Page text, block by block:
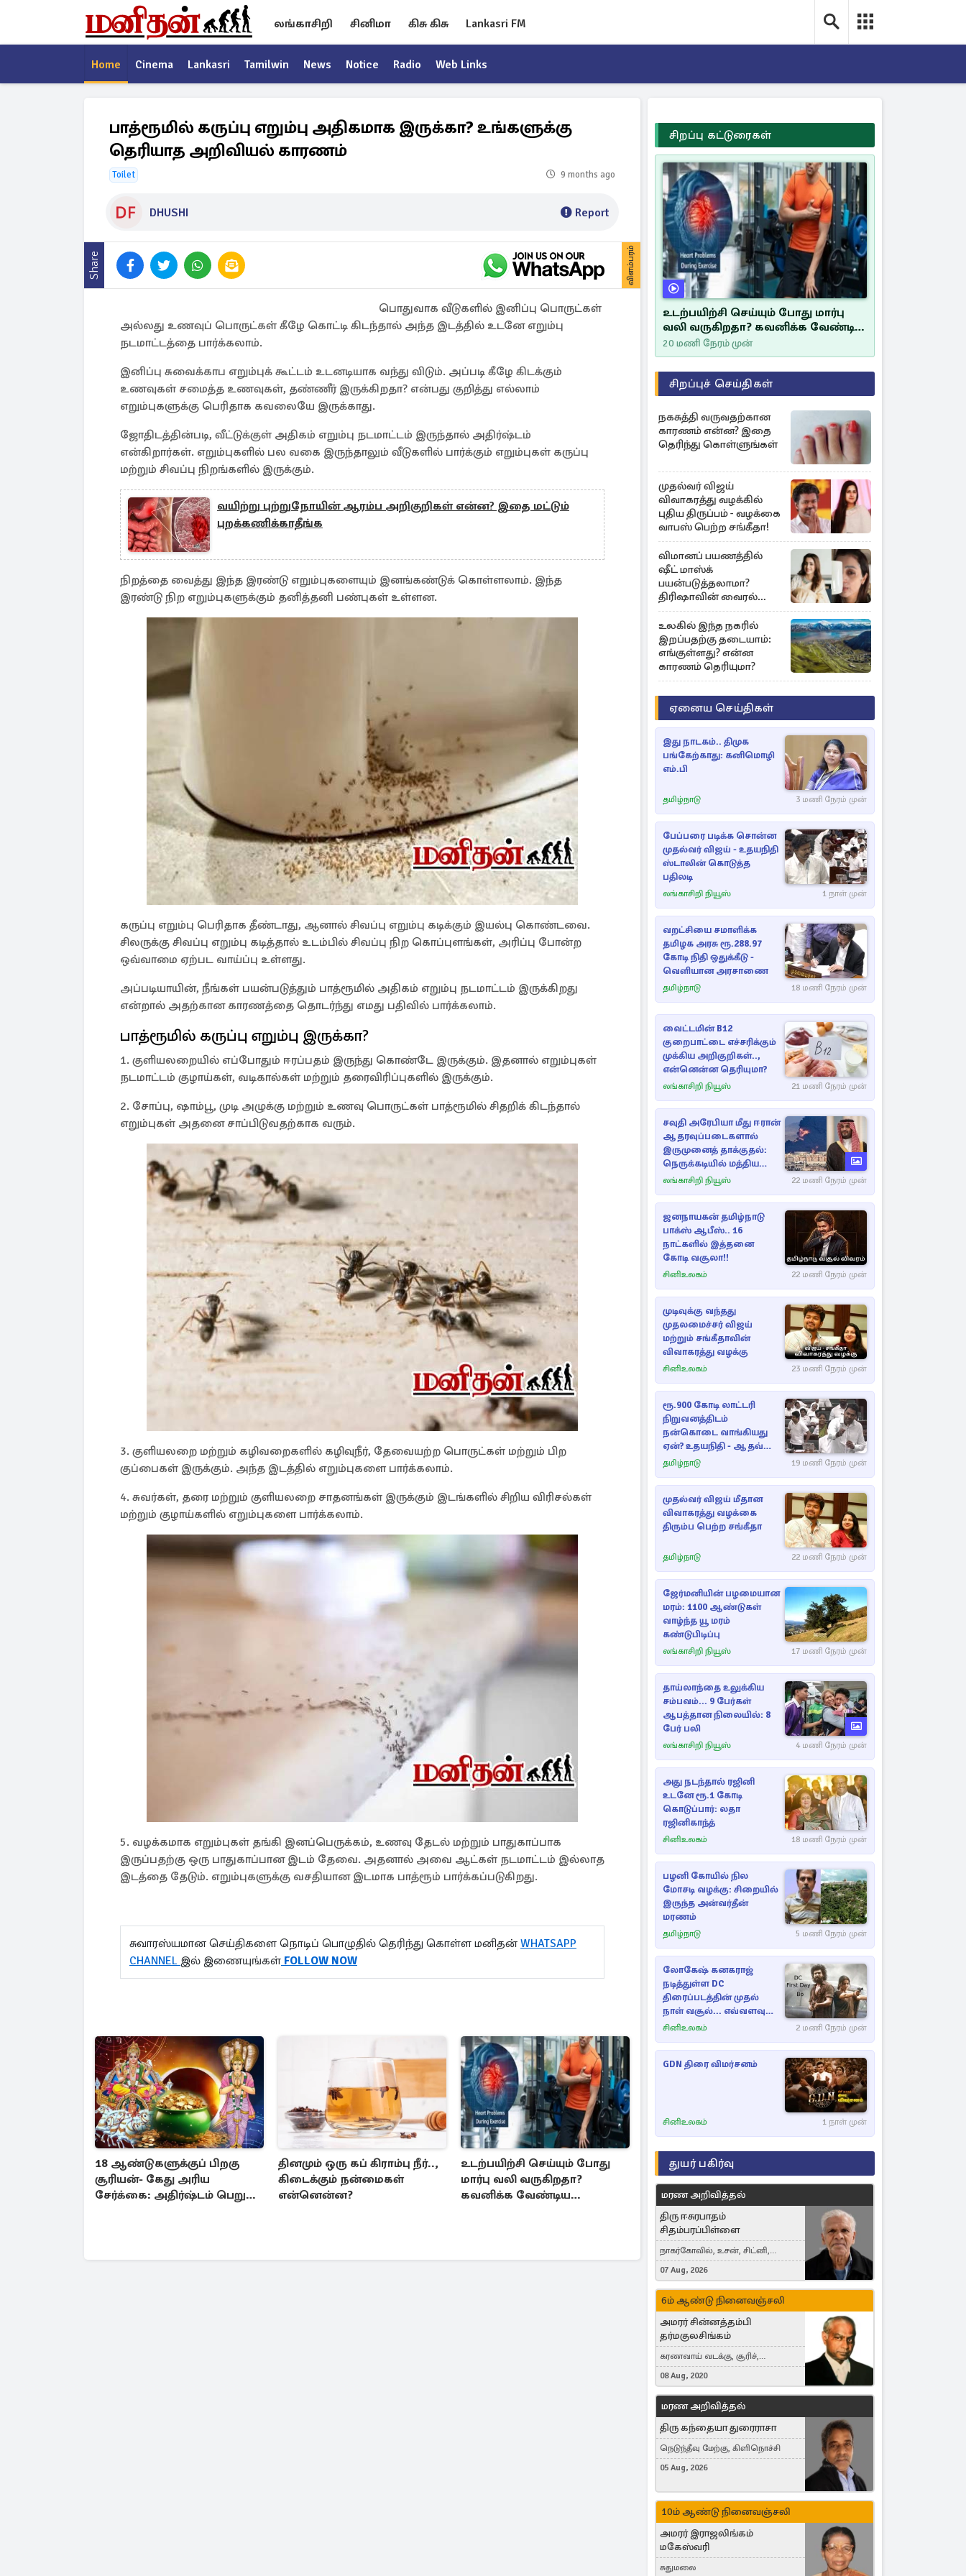
லங்காசிறி சினிமா கிசு கிசு Lankasri FM
Home Cinema Lankasri Tamilwin News Notice Radio Web Links
பாத்ரூமில் கருப்பு எறும்பு அதிகமாக இருக்கா? உங்களுக்கு
தெரியாத அறிவியல் காரணம்
Toilet 9 months ago
DHUSHI Report
Share விளம்பரம்
பொதுவாக வீடுகளில் இனிப்பு பொருட்கள்
அல்லது உணவுப் பொருட்கள் கீழே கொட்டி கிடந்தால் அந்த இடத்தில் உடனே எறும்பு
நடமாட்டத்தை பார்க்கலாம்.
இனிப்பு சுவைக்காப எறும்புக் கூட்டம் உடனடியாக வந்து விடும். அப்படி கீழே கிடக்கும்
உணவுகள் சமைத்த உணவுகள், தண்ணீர் இருக்கிறதா? என்பது குறித்து எல்லாம்
எறும்புகளுக்கு பெரிதாக கவலையே இருக்காது.
ஜோதிடத்தின்படி, வீட்டுக்குள் அதிகம் எறும்பு நடமாட்டம் இருந்தால் அதிர்ஷ்டம்
என்கிறார்கள். எறும்புகளில் பல வகை இருந்தாலும் வீடுகளில் பார்க்கும் எறும்புகள் கருப்பு
மற்றும் சிவப்பு நிறங்களில் இருக்கும்.
வயிற்று புற்றுநோயின் ஆரம்ப அறிகுறிகள் என்ன? இதை மட்டும்
புறக்கணிக்காதீங்க
நிறத்தை வைத்து இந்த இரண்டு எறும்புகளையும் இனங்கண்டுக் கொள்ளலாம். இந்த
இரண்டு நிற எறும்புகளுக்கும் தனித்தனி பண்புகள் உள்ளன.
கருப்பு எறும்பு பெரிதாக தீண்டாது, ஆனால் சிவப்பு எறும்பு கடிக்கும் இயல்பு கொண்டவை.
சிலருக்கு சிவப்பு எறும்பு கடித்தால் உடம்பில் சிவப்பு நிற கொப்புளங்கள், அரிப்பு போன்ற
ஒவ்வாமை ஏற்பட வாய்ப்பு உள்ளது.
அப்படியாயின், நீங்கள் பயன்படுத்தும் பாத்ரூமில் அதிகம் எறும்பு நடமாட்டம் இருக்கிறது
என்றால் அதற்கான காரணத்தை தொடர்ந்து எமது பதிவில் பார்க்கலாம்.
பாத்ரூமில் கருப்பு எறும்பு இருக்கா?
1. குளியலறையில் எப்போதும் ஈரப்பதம் இருந்து கொண்டே இருக்கும். இதனால் எறும்புகள்
நடமாட்டம் குழாய்கள், வடிகால்கள் மற்றும் தரைவிரிப்புகளில் இருக்கும்.
2. சோப்பு, ஷாம்பூ, முடி அழுக்கு மற்றும் உணவு பொருட்கள் பாத்ரூமில் சிதறிக் கிடந்தால்
எறும்புகள் அதனை சாப்பிடுவதற்காக வரும்.
3. குளியலறை மற்றும் கழிவறைகளில் கழிவுநீர், தேவையற்ற பொருட்கள் மற்றும் பிற
குப்பைகள் இருக்கும். அந்த இடத்தில் எறும்புகளை பார்க்கலாம்.
4. சுவர்கள், தரை மற்றும் குளியலறை சாதனங்கள் இருக்கும் இடங்களில் சிறிய விரிசல்கள்
மற்றும் குழாய்களில் எறும்புகளை பார்க்கலாம்.
5. வழக்கமாக எறும்புகள் தங்கி இனப்பெருக்கம், உணவு தேடல் மற்றும் பாதுகாப்பாக
இருப்பதற்கு ஒரு பாதுகாப்பான இடம் தேவை. அதனால் அவை ஆட்கள் நடமாட்டம் இல்லாத
இடத்தை தேடும். எறும்புகளுக்கு வசதியான இடமாக பாத்ரூம் பார்க்கப்படுகிறது.
சுவாரஸ்யமான செய்திகளை நொடிப் பொழுதில் தெரிந்து கொள்ள மனிதன் WHATSAPP
CHANNEL இல் இணையுங்கள் FOLLOW NOW
18 ஆண்டுகளுக்குப் பிறகு
சூரியன்- கேது அரிய
சேர்க்கை: அதிர்ஷ்டம் பெறும்
தினமும் ஒரு கப் கிராம்பு நீர்..,
கிடைக்கும் நன்மைகள்
என்னென்ன?
உடற்பயிற்சி செய்யும் போது
மார்பு வலி வருகிறதா?
கவனிக்க வேண்டிய
சிறப்பு கட்டுரைகள்
உடற்பயிற்சி செய்யும் போது மார்பு
வலி வருகிறதா? கவனிக்க வேண்டிய
எச்சரிக்கை அறிகுறிகள்
20 மணி நேரம் முன்
சிறப்புச் செய்திகள்
நகசுத்தி வருவதற்கான
காரணம் என்ன? இதை
தெரிந்து கொள்ளுங்கள்
முதல்வர் விஜய்
விவாகரத்து வழக்கில்
புதிய திருப்பம் - வழக்கை
வாபஸ் பெற்ற சங்கீதா!
விமானப் பயணத்தில்
ஷீட் மாஸ்க்
பயன்படுத்தலாமா?
திரிஷாவின் வைரல்
செல்ஃபிக்கு மருத்துவர்
விளக்கம்
உலகில் இந்த நகரில்
இறப்பதற்கு தடையாம்:
எங்குள்ளது? என்ன
காரணம் தெரியுமா?
ஏனைய செய்திகள்
இது நாடகம்.. திமுக
பங்கேற்காது: கனிமொழி
எம்.பி
தமிழ்நாடு 3 மணி நேரம் முன்
பேப்பரை படிக்க சொன்ன
முதல்வர் விஜய் - உதயநிதி
ஸ்டாலின் கொடுத்த
பதிலடி
லங்காசிறி நியூஸ் 1 நாள் முன்
வறட்சியை சமாளிக்க
தமிழக அரசு ரூ.288.97
கோடி நிதி ஒதுக்கீடு -
வெளியான அரசாணை
தமிழ்நாடு 18 மணி நேரம் முன்
வைட்டமின் B12
குறைபாட்டை எச்சரிக்கும்
முக்கிய அறிகுறிகள்..,
என்னென்ன தெரியுமா?
லங்காசிறி நியூஸ் 21 மணி நேரம் முன்
சவுதி அரேபியா மீது ஈரான்
ஆதரவுப்படைகளால்
இருமுனைத் தாக்குதல்:
நெருக்கடியில் மத்திய
கிழக்கு
லங்காசிறி நியூஸ் 22 மணி நேரம் முன்
ஜனநாயகன் தமிழ்நாடு
பாக்ஸ் ஆபீஸ்.. 16
நாட்களில் இத்தனை
கோடி வசூலா!!
சினிஉலகம் 22 மணி நேரம் முன்
முடிவுக்கு வந்தது
முதலமைச்சர் விஜய்
மற்றும் சங்கீதாவின்
விவாகரத்து வழக்கு
சினிஉலகம் 23 மணி நேரம் முன்
ரூ.900 கோடி லாட்டரி
நிறுவனத்திடம்
நன்கொடை வாங்கியது
ஏன்? உதயநிதி - ஆதவ்
விவாதம்
தமிழ்நாடு 19 மணி நேரம் முன்
முதல்வர் விஜய் மீதான
விவாகரத்து வழக்கை
திரும்ப பெற்ற சங்கீதா
தமிழ்நாடு 22 மணி நேரம் முன்
ஜேர்மனியின் பழமையான
மரம்: 1100 ஆண்டுகள்
வாழ்ந்த யூ மரம்
கண்டுபிடிப்பு
லங்காசிறி நியூஸ் 17 மணி நேரம் முன்
தாய்லாந்தை உலுக்கிய
சம்பவம்... 9 பேர்கள்
ஆபத்தான நிலையில்: 8
பேர் பலி
லங்காசிறி நியூஸ் 4 மணி நேரம் முன்
அது நடந்தால் ரஜினி
உடனே ரூ.1 கோடி
கொடுப்பார்: லதா
ரஜினிகாந்த்
சினிஉலகம் 18 மணி நேரம் முன்
பழனி கோயில் நில
மோசடி வழக்கு: சிறையில்
இருந்த அன்வர்தீன்
மரணம்
தமிழ்நாடு 5 மணி நேரம் முன்
லோகேஷ் கனகராஜ்
நடித்துள்ள DC
திரைப்படத்தின் முதல்
நாள் வசூல்... எவ்வளவு
தெரியுமா?
சினிஉலகம் 2 மணி நேரம் முன்
GDN திரை விமர்சனம்
சினிஉலகம் 1 நாள் முன்
துயர் பகிர்வு
மரண அறிவித்தல்
திரு ஈசுரபாதம்
சிதம்பரப்பிள்ளை
நாகர்கோவில், உசன், சிட்னி,
Australia
07 Aug, 2026
6ம் ஆண்டு நினைவஞ்சலி
அமரர் சின்னத்தம்பி
தர்மகுலசிங்கம்
கரணவாய் வடக்கு, சூரிச்,
Switzerland
08 Aug, 2020
மரண அறிவித்தல்
திரு கந்தையா துரைராசா
நெடுந்தீவு மேற்கு, கிளிநொச்சி
05 Aug, 2026
10ம் ஆண்டு நினைவஞ்சலி
அமரர் இராஜலிங்கம்
மகேஸ்வரி
சுதுமலை